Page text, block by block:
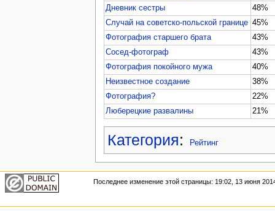
Дневник сестры
48%
Случай на советско-польской границе 45%
Фотография старшего брата
43%
Сосед-фотограф
43%
Фотография покойного мужа
40%
Неизвестное создание
38%
Фотография?
22%
Люберецкие развалины
21%
Категория: Рейтинг
Последнее изменение этой страницы: 19:02, 13 июня